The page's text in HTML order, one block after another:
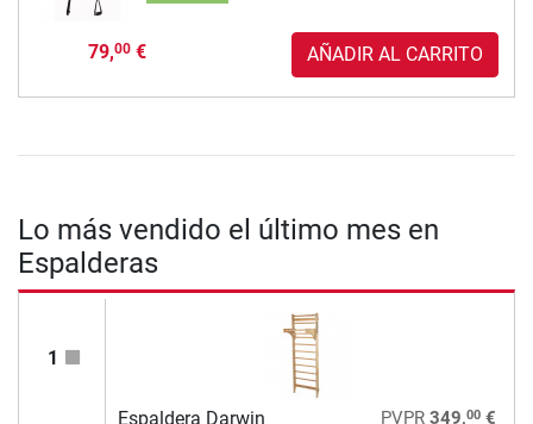
79,00€ AÑADIR AL CARRITO
Lo más vendido el último mes en
Espalderas
1
Espaldera Darwin PVPR 349,00€